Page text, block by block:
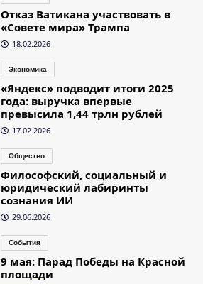
Отказ Ватикана участвовать в
«Совете мира» Трампа
18.02.2026
Экономика
«Яндекс» подводит итоги 2025
года: выручка впервые
превысила 1,44 трлн рублей
17.02.2026
Общество
Философский, социальный и
юридический лабиринты
сознания ИИ
29.06.2026
События
9 мая: Парад Победы на Красной
площади